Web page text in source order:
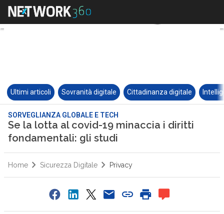
Ultimi articoli Sovranità digitale Cittadinanza digitale
SORVEGLIANZA GLOBALE E TECH
Se la lotta al covid-19 minaccia i diritti
fondamentali: gli studi
Home Sicurezza Digitale Privacy